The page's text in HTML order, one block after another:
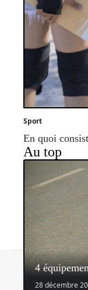
Sport
En quoi
Au top
4
28 décembre
Contact